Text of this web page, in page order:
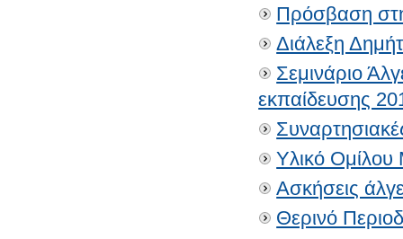
Πρόσβαση
Διάλεξη
Σεμινάριο
εκπαίδευσης
Υλικό Ομίλου
Ασκήσεις
Θερινό